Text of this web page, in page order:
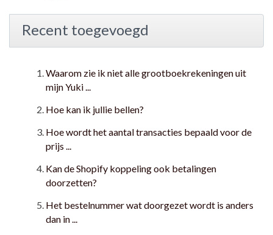
Recent toegevoegd
Waarom zie ik niet alle grootboekrekeningen uit
mijn Yuki ...
Hoe kan ik jullie bellen?
Hoe wordt het aantal transacties bepaald voor de
prijs ...
Kan de Shopify koppeling ook betalingen
doorzetten?
Het bestelnummer wat doorgezet wordt is anders
dan in ...